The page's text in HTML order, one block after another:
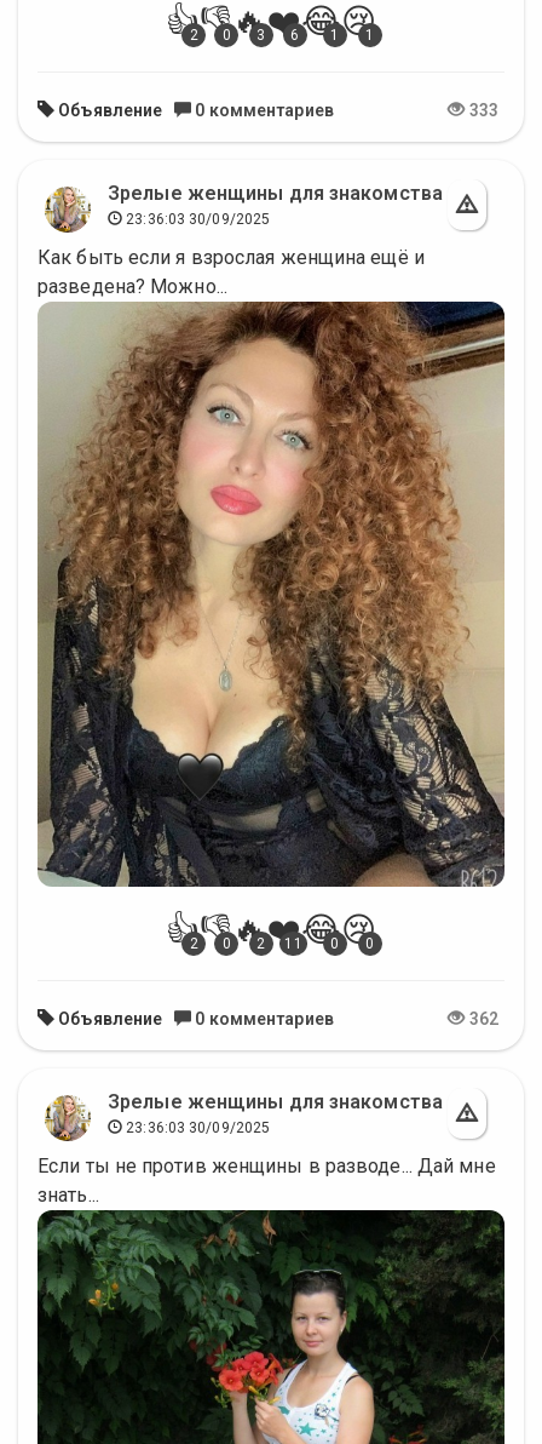
👍
2👎
0🔥
3❤️
6😂
1 😢
1
Объявление 0 комментариев 333
Зрелые женщины для знакомства
23:36:03 30/09/2025
Как быть если я взрослая женщина ещё и
разведена? Можно...
👍
2👎
0🔥
2❤️
11😂
0😢
0
Объявление 0 комментариев 362
Зрелые женщины для знакомства
23:36:03 30/09/2025
Если ты не против женщины в разводе... Дай мне
знать...